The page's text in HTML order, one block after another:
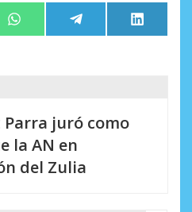
Compartir
en
WhatsApp Compartir
en
Telegram
en
LinkedIn
Parra juró como
la AN en
del Zulia